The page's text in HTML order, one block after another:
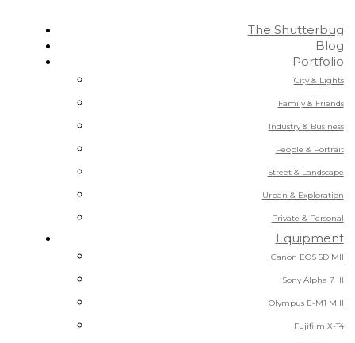
The Shutterbug
Blog
Portfolio
City & Lights
Family & Friends
Industry & Business
People & Portrait
Street & Landscape
Urban & Exploration
Private & Personal
Equipment
Canon EOS 5D MII
Sony Alpha 7 III
Olympus E-M1 MIII
Fujifilm X-T4